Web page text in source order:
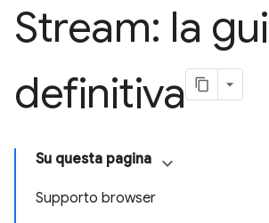
Stream: la
definitiva
Su questa pagina
Supporto browser